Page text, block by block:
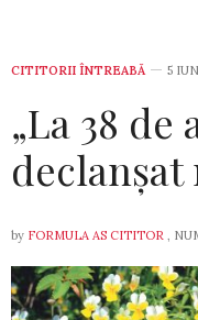
CITITORII ÎNTREABĂ 5
„La 38
declanșat
by FORMULA AS CITITOR ,